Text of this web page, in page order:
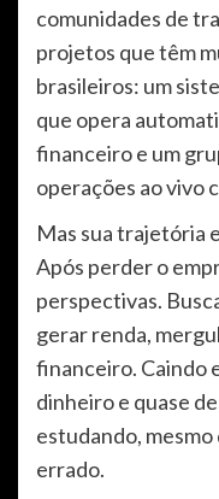
comunidades de
projetos que têm
brasileiros: um
que opera
financeiro e um
operações ao vivo
Mas sua trajetória
Após perder o
perspectivas.
gerar renda,
financeiro. Caindo
dinheiro e quase
estudando,
errado.